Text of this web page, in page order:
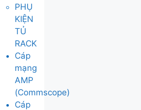
PHỤ
KIỆN
TỦ
RACK
Cáp
mạng
AMP
(Commscope)
Cáp